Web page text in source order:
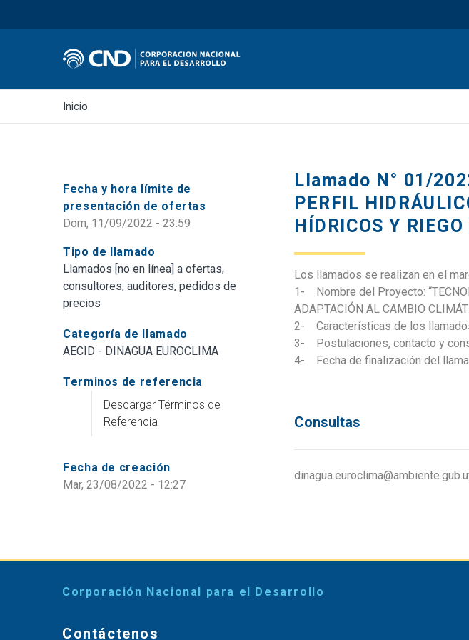
Inicio
Fecha y hora límite de
presentación de ofertas
Dom, 11/09/2022 - 23:59
Tipo de llamado
Llamados [no en línea] a ofertas,
consultores, auditores, pedidos de
precios
Categoría de llamado
AECID - DINAGUA EUROCLIMA
Terminos de referencia
Descargar Términos de
Referencia
Fecha de creación
Mar, 23/08/2022 - 12:27
Llamado N° 01/
PERFIL
HÍDRICOS Y
Los llamados se realizan en el
1- Nombre del Proyecto:
ADAPTACIÓN AL CAMBIO
2- Características de los
3- Postulaciones, contacto y
4- Fecha de finalización del
Consultas
Corporación Nacional para el Desarrollo
Contáctenos